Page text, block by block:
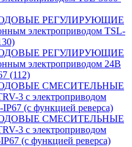
РЕГУЛИРУЮЩИЕ
электроприводом TSL-
РЕГУЛИРУЮЩИЕ
электроприводом 24В
(112)
СМЕСИТЕЛЬНЫЕ
3 с электроприводом
(с функцией реверса)
СМЕСИТЕЛЬНЫЕ
3 с электроприводом
(с функцией реверса)